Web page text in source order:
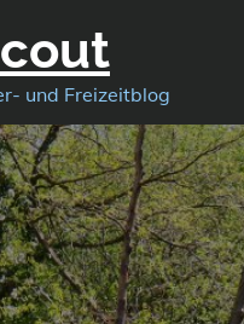
und Freizeitblog